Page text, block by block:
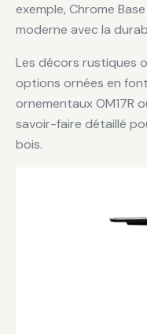
exemple, Chrome
moderne avec la
Les décors rustiques
options ornées en
ornementaux OM17R
savoir-faire détaillé
bois.